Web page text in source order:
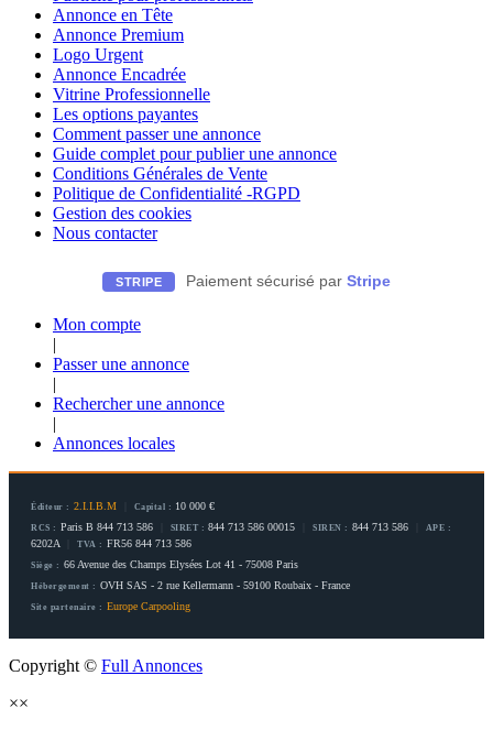
Annonce en Tête
Annonce Premium
Logo Urgent
Annonce Encadrée
Vitrine Professionnelle
Les options payantes
Comment passer une annonce
Guide complet pour publier une annonce
Conditions Générales de Vente
Politique de Confidentialité -RGPD
Gestion des cookies
Nous contacter
STRIPE Paiement sécurisé par Stripe
Mon compte
|
Passer une annonce
|
Rechercher une annonce
|
Annonces locales
Éditeur : 2.I.I.B.M Capital : 10 000 €
RCS : Paris B 844 713 586 SIRET : 844 713 586 00015 SIREN : 844 713 586 APE :
6202A TVA : FR56 844 713 586
Siège : 66 Avenue des Champs Elysées Lot 41 - 75008 Paris
Hébergement : OVH SAS - 2 rue Kellermann - 59100 Roubaix - France
Site partenaire : Europe Carpooling
Copyright © Full Annonces
××